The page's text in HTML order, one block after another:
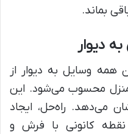
بماند.
همه وسایل به دیوار از
منزل محسوب می‌شود. این
می‌دهد. راه‌حل، ایجاد
کانونی با فرش و